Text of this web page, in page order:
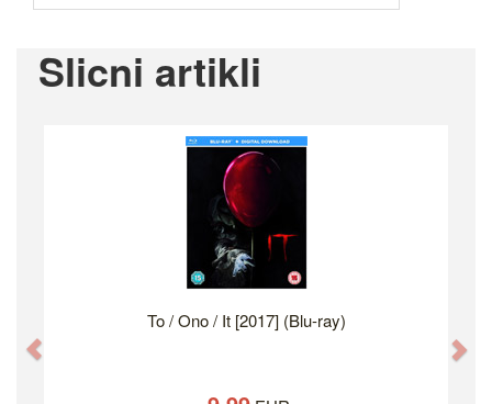
Slicni artikli
To / Ono / It [2017] (Blu-ray)